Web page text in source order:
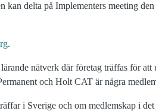
kan delta på Implementers meeting
.
nätverk där företag träffas för att
och Holt CAT är några
i Sverige och om medlemskap i